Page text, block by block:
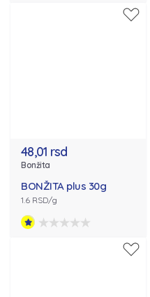
48,01 rsd
Bonžita
BONŽITA plus 30g
1.6 RSD/g